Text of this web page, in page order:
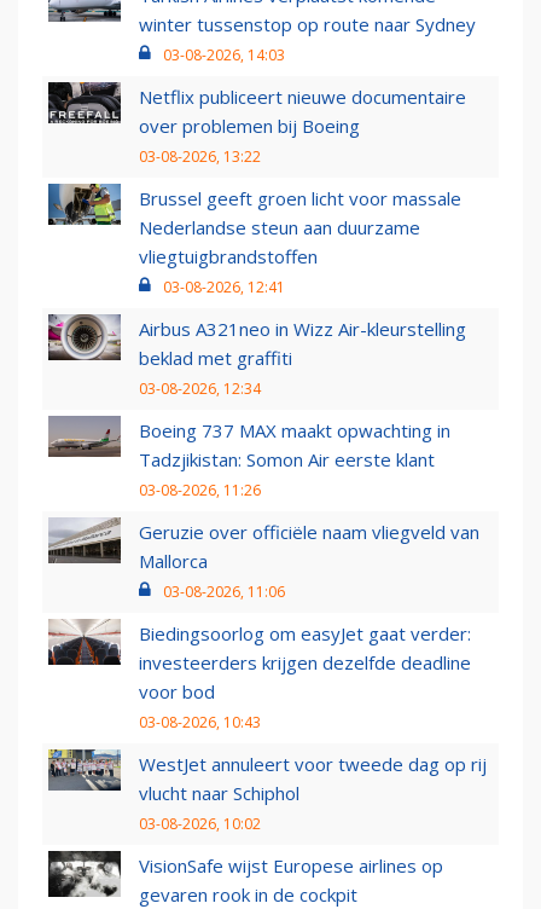
winter tussenstop op route naar Sydney
03-08-2026, 14:03
Netflix publiceert nieuwe documentaire
over problemen bij Boeing
03-08-2026, 13:22
Brussel geeft groen licht voor massale
Nederlandse steun aan duurzame
vliegtuigbrandstoffen
03-08-2026, 12:41
Airbus A321neo in Wizz Air-kleurstelling
beklad met graffiti
03-08-2026, 12:34
Boeing 737 MAX maakt opwachting in
Tadzjikistan: Somon Air eerste klant
03-08-2026, 11:26
Geruzie over officiële naam vliegveld van
Mallorca
03-08-2026, 11:06
Biedingsoorlog om easyJet gaat verder:
investeerders krijgen dezelfde deadline
voor bod
03-08-2026, 10:43
WestJet annuleert voor tweede dag op rij
vlucht naar Schiphol
03-08-2026, 10:02
VisionSafe wijst Europese airlines op
gevaren rook in de cockpit